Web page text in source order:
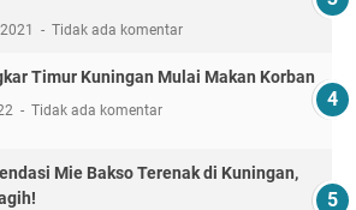
Tidak ada komentar
Timur Kuningan Mulai Makan Korban
Tidak ada komentar
Mie Bakso Terenak di Kuningan,